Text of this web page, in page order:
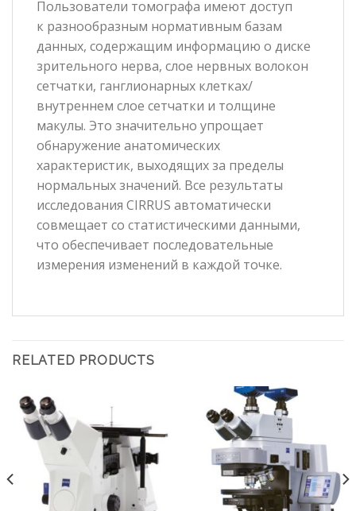
Пользователи томографа имеют доступ
к разнообразным нормативным базам
данных, содержащим информацию о диске
зрительного нерва, слое нервных волокон
сетчатки, ганглионарных клетках/
внутреннем слое сетчатки и толщине
макулы. Это значительно упрощает
обнаружение анатомических
характеристик, выходящих за пределы
нормальных значений. Все результаты
исследования CIRRUS автоматически
совмещает со статистическими данными,
что обеспечивает последовательные
измерения изменений в каждой точке.
RELATED PRODUCTS